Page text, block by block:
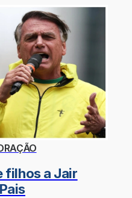
filhos a Jair